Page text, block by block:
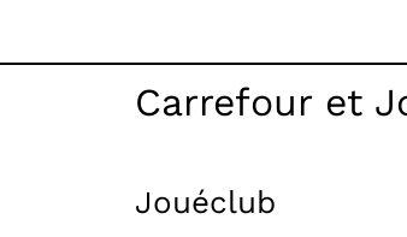
Carrefour et
Jouéclub